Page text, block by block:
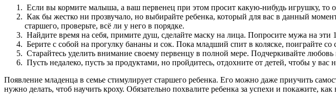
Если вы кормите малыша, а ваш первенец при этом просит какую-нибудь игрушку, то
Как бы жестко ни прозвучало, но выбирайте ребенка, который для вас в данный
старшего, проверьте, всё ли у него в порядке.
Найдите время на себя, примите душ, сделайте маску на лица. Попросите мужа на эти
Берите с собой на прогулку бананы и сок. Пока младший спит в коляске, поиграйте
Старайтесь уделить внимание своему первенцу в полной мере. Подчеркивайте
Пусть недалеко, пусть за продуктами, но пройдитесь, отдохните от детей, чтобы у
Появление младенца в семье стимулирует старшего ребенка. Его можно даже приучить
нужно делать, чтоб научить кроху. Обязательно похвалите ребенка за успехи и покажите,